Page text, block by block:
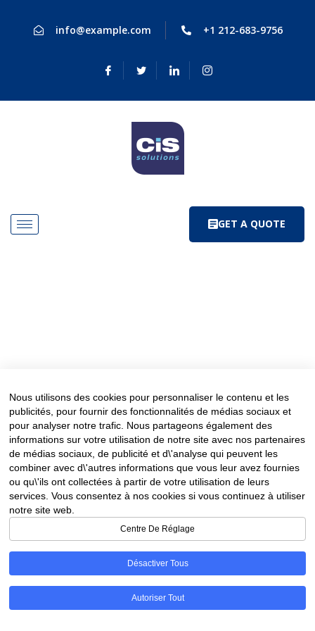
info@example.com +1 212-683-9756
GET A QUOTE
Nous utilisons des cookies pour personnaliser le contenu et les
publicités, pour fournir des fonctionnalités de médias sociaux et
pour analyser notre trafic. Nous partageons également des
informations sur votre utilisation de notre site avec nos partenaires
de médias sociaux, de publicité et d\'analyse qui peuvent les
combiner avec d\'autres informations que vous leur avez fournies
ou qu\'ils ont collectées à partir de votre utilisation de leurs
services. Vous consentez à nos cookies si vous continuez à utiliser
notre site web.
Centre De Réglage
Désactiver Tous
Autoriser Tout